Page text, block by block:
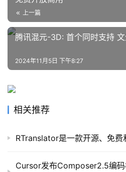
教
程
型
架
告
上一篇
腾讯混元-3D: 首个同时支持
2024年11月5日 下午8:27
相关推荐
RTranslator是一款开源、免费
Cursor发布Composer2.5编